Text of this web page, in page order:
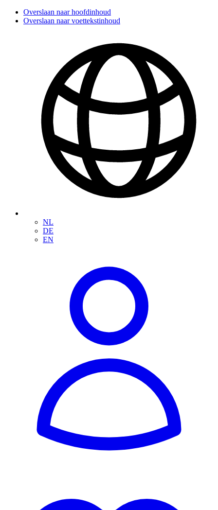
Overslaan naar hoofdinhoud
Overslaan naar voettekstinhoud
NL
DE
EN